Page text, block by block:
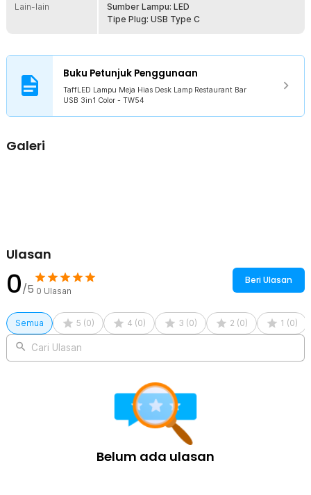
Lain-lain
Sumber Lampu: LED
Tipe Plug: USB Type C
Buku Petunjuk Penggunaan
TaffLED Lampu Meja Hias Desk Lamp Restaurant Bar
USB 3in1 Color - TW54
Galeri
Ulasan
0/5 0 Ulasan
Beri Ulasan
Semua 5 (0) 4 (0) 3 (0) 2 (0) 1 (0)
Cari Ulasan
Belum ada ulasan